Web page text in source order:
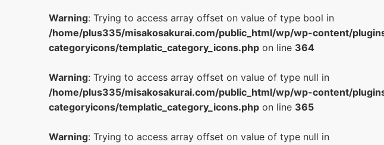
Warning: Trying to access array offset on value of type bool in
/home/plus335/misakosakurai.com/public_html/wp/wp-content/
categoryicons/templatic_category_icons.php on line 364
Warning: Trying to access array offset on value of type null in
/home/plus335/misakosakurai.com/public_html/wp/wp-content/
categoryicons/templatic_category_icons.php on line 365
Warning: Trying to access array offset on value of type null in